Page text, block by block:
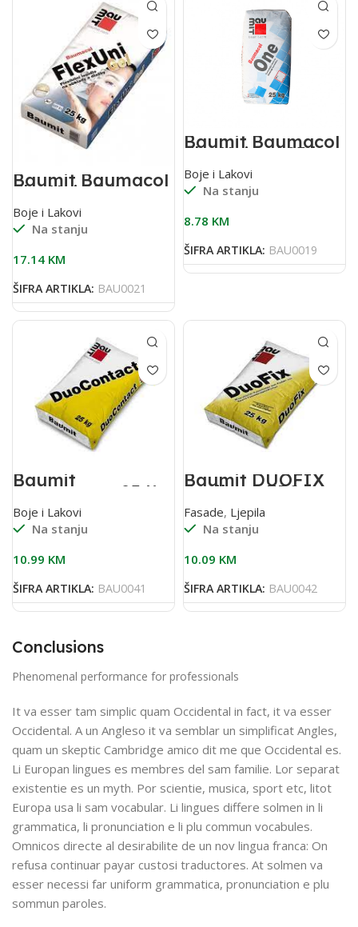
Baumit Baumacol
FlexUni 25/1
flexibilno ljepilo
za keramiku
Boje i Lakovi
Na stanju
17.14 KM
ŠIFRA ARTIKLA: BAU0021
Baumit Baumacol
FlexUni gel 25 kg
Boje i Lakovi
Na stanju
8.78 KM
ŠIFRA ARTIKLA: BAU0019
Baumit
Duocontact 25/1
ljeplj. i armiranje
Boje i Lakovi
Na stanju
10.99 KM
ŠIFRA ARTIKLA: BAU0041
Baumit DUOFIX
ljepilo za EPS,
25/1
Fasade, Ljepila
Na stanju
10.09 KM
ŠIFRA ARTIKLA: BAU0042
Conclusions
Phenomenal performance for professionals
It va esser tam simplic quam Occidental in fact, it va esser
Occidental. A un Angleso it va semblar un simplificat Angles,
quam un skeptic Cambridge amico dit me que Occidental es.
Li Europan lingues es membres del sam familie. Lor separat
existentie es un myth. Por scientie, musica, sport etc, litot
Europa usa li sam vocabular. Li lingues differe solmen in li
grammatica, li pronunciation e li plu commun vocabules.
Omnicos directe al desirabilite de un nov lingua franca: On
refusa continuar payar custosi traductores. At solmen va
esser necessi far uniform grammatica, pronunciation e plu
sommun paroles.